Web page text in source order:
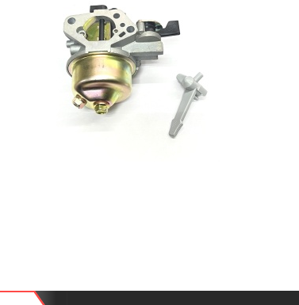
234
Запчасти для Квадроцикла